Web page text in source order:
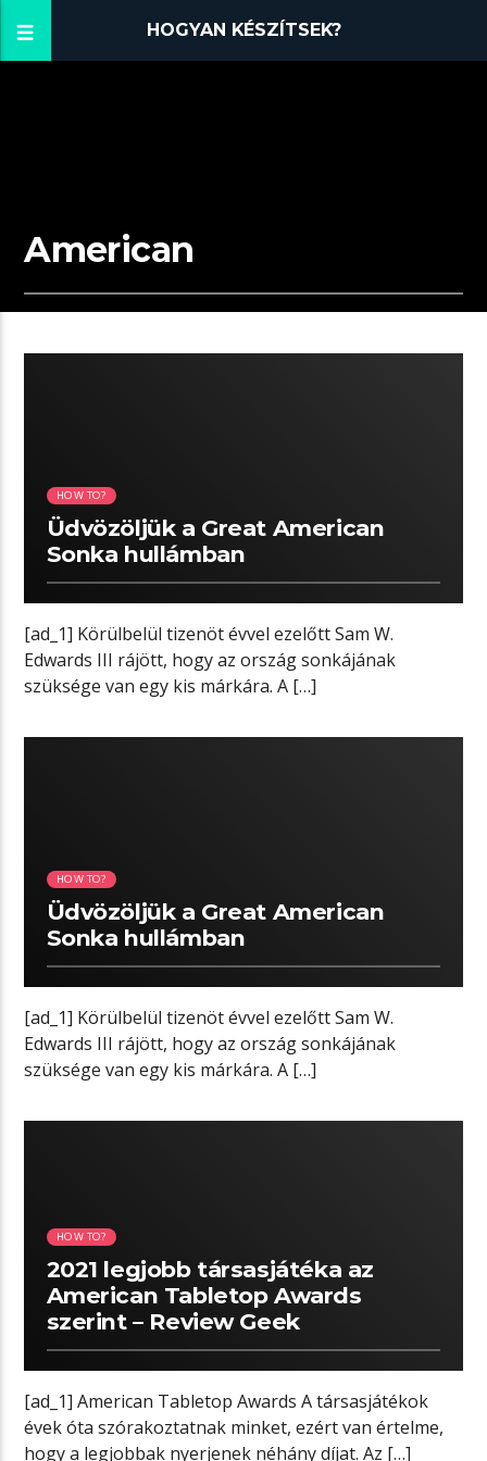
HOGYAN KÉSZÍTSEK?
American
HOW TO?
Üdvözöljük a Great American
Sonka hullámban
[ad_1] Körülbelül tizenöt évvel ezelőtt Sam W.
Edwards III rájött, hogy az ország sonkájának
szüksége van egy kis márkára. A […]
HOW TO?
Üdvözöljük a Great American
Sonka hullámban
[ad_1] Körülbelül tizenöt évvel ezelőtt Sam W.
Edwards III rájött, hogy az ország sonkájának
szüksége van egy kis márkára. A […]
HOW TO?
2021 legjobb társasjátéka az
American Tabletop Awards
szerint – Review Geek
[ad_1] American Tabletop Awards A társasjátékok
évek óta szórakoztatnak minket, ezért van értelme,
hogy a legjobbak nyerjenek néhány díjat. Az […]